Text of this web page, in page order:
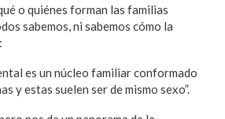
o quiénes forman las familias
sabemos, ni sabemos cómo la
es un núcleo familiar conformado
y estas suelen ser de mismo sexo”.